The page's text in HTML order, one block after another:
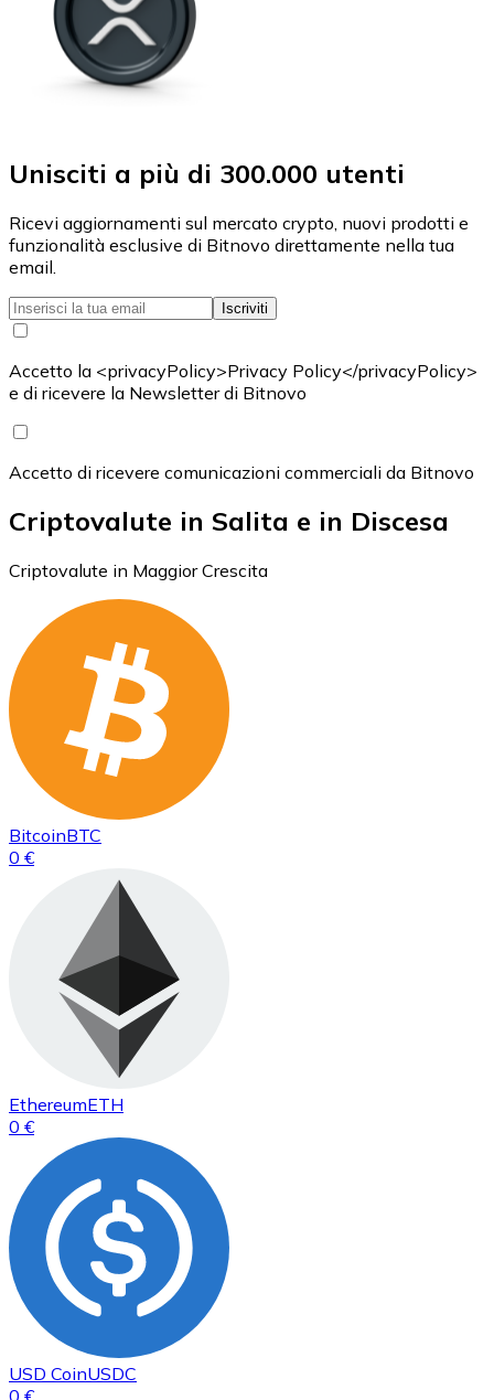
Unisciti a più di 300.000 utenti
Ricevi aggiornamenti sul mercato crypto, nuovi prodotti e
funzionalità esclusive di Bitnovo direttamente nella tua
email.
Iscriviti
Accetto la <privacyPolicy>Privacy Policy</privacyPolicy>
e di ricevere la Newsletter di Bitnovo
Accetto di ricevere comunicazioni commerciali da Bitnovo
Criptovalute in Salita e in Discesa
Criptovalute in Maggior Crescita
BitcoinBTC
0 €
EthereumETH
0 €
USD CoinUSDC